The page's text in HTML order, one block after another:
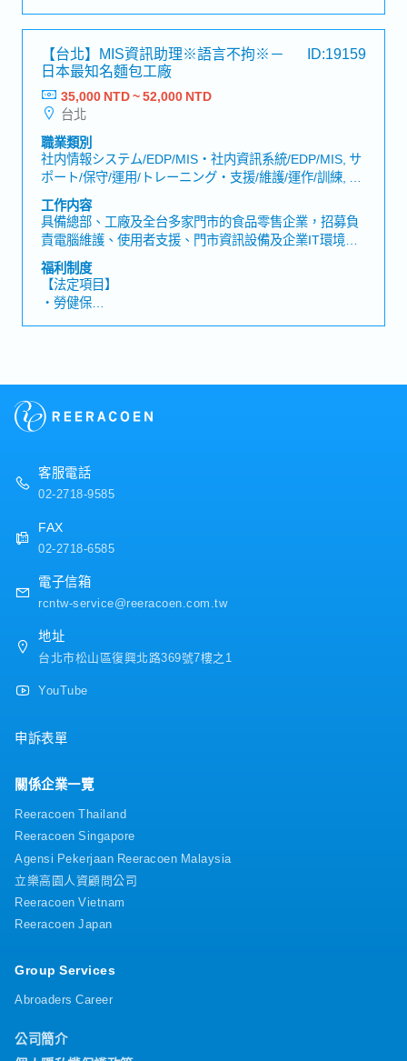
・各種休假（特別休假、婚假、喪假、生理假、產檢假、
陪產假、產假、育嬰假）
・退休金
【公司福利】
・年終獎金
・三節獎金
・人事考核
・暑假兩天 (年資滿一年)
・年度員工旅遊 (視年度業績而定)
・年度員工健康檢查
【台北】MIS資訊助理※語言不拘※－
日本最知名麵包工廠
ID:19159
35,000 NTD ~ 52,000 NTD
台北
職業類別
社内情報システム/EDP/MIS・社内資訊系統/EDP/MIS, サ
ポート/保守/運用/トレーニング・支援/維護/運作/訓練, そ
の他(IT/インターネット/通信)エンジニア・其他(IT/網路/
通訊)工程師
工作内容
具備總部、工廠及全台多家門市的食品零售企業，招募負
責電腦維護、使用者支援、門市資訊設備及企業IT環境管
理的MIS資訊助理。【工作內容】・負責Windows電腦安
裝、設定、日常維護及故障排除・協助Google
Workspace、Microsoft Office、LibreOffice等辦公軟體的
設定及問題處理・負責印表機、周邊設備及其他資訊設備
的安裝、維護與管理・執行使用者帳號建立、權限設定及
及資訊設備相關問題・依實際需求前往門市進行設備維
修、安裝及現場資訊支援・與門市同仁溝通使用需求，協
助改善資訊設備的操作體驗・依照學習進度，逐步參與
立及更新資訊管理文件、操作手冊與SOP・參與公司資訊
環境、工作流程及系統改善專案・其他主管交辦事項
福利制度
【法定項目】
・勞健保
【公司福利】
・年終獎金：一年一次※依業績而定
・語學津貼
・證照津貼
・伙食津貼
・全勤津貼
・健康檢查（一年一次）
・三節禮金(春節、端午、中秋節)
・員工旅遊
客服電話
02-2718-9585
FAX
02-2718-6585
電子信箱
rcntw-service@reeracoen.com.tw
地址
台北市松山區復興北路369號7樓之1
YouTube
申訴表單
關係企業一覽
Reeracoen Thailand
Reeracoen Singapore
Agensi Pekerjaan Reeracoen Malaysia
立樂高園人資顧問公司
Reeracoen Vietnam
Reeracoen Japan
Group Services
Abroaders Career
公司簡介